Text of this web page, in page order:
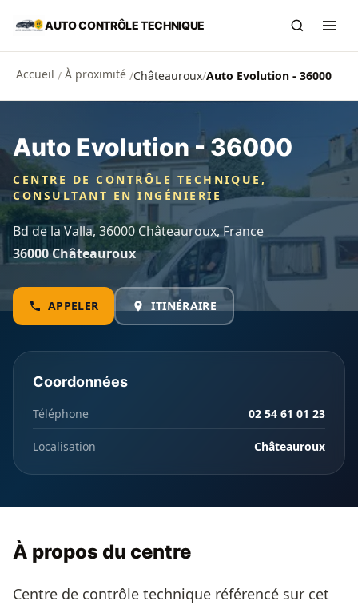
Aller au contenu principal
AUTO CONTRÔLE TECHNIQUE
Accueil / À proximité /Châteauroux/Auto Evolution - 36000
Auto Evolution - 36000
CENTRE DE CONTRÔLE TECHNIQUE,
CONSULTANT EN INGÉNIERIE
Bd de la Valla, 36000 Châteauroux, France
36000 Châteauroux
APPELER ITINÉRAIRE
Coordonnées
Téléphone 02 54 61 01 23
Localisation Châteauroux
À propos du centre
Centre de contrôle technique référencé sur cet